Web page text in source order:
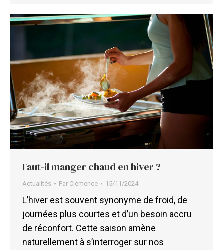
Faut-il manger chaud en hiver ?
Actualités Par Clémence 15/11/2024
L’hiver est souvent synonyme de froid, de
journées plus courtes et d’un besoin accru
de réconfort. Cette saison amène
naturellement à s’interroger sur nos